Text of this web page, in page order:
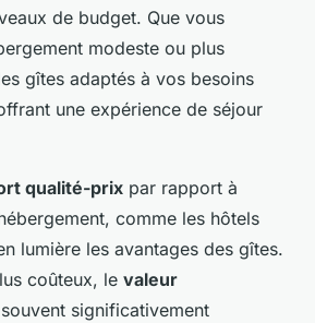
de budget. Que vous
modeste ou plus
gîtes adaptés à vos besoins
une expérience de séjour
qualité-prix par rapport à
comme les hôtels
lumière les avantages des gîtes.
coûteux, le valeur
significativement